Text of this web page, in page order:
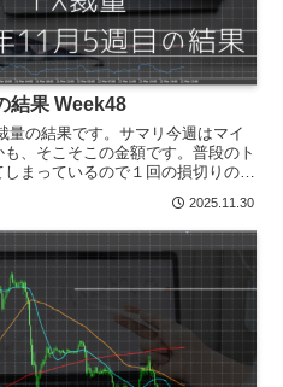
結果 Week48
量の結果です。サマリ今週はマイ
、そこそこの金額です。普段のト
まっているので１回の損切りの影
2025.11.30